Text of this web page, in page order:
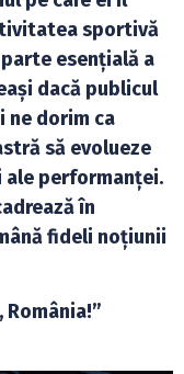
sportivă
esențială a
dacă publicul
ne dorim ca
să evolueze
ale performanței.
în
fideli noțiunii
România!”